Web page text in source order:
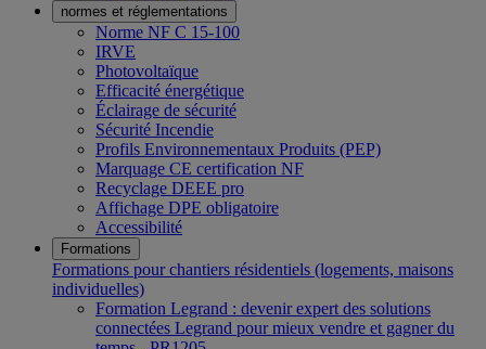
normes et réglementations
Norme NF C 15-100
IRVE
Photovoltaïque
Efficacité énergétique
Éclairage de sécurité
Sécurité Incendie
Profils Environnementaux Produits (PEP)
Marquage CE certification NF
Recyclage DEEE pro
Affichage DPE obligatoire
Accessibilité
Formations
Formations pour chantiers résidentiels (logements, maisons
individuelles)
Formation Legrand : devenir expert des solutions
connectées Legrand pour mieux vendre et gagner du